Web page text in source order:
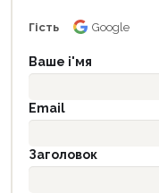
Гість Google
Ваше і'мя
Email
Заголовок